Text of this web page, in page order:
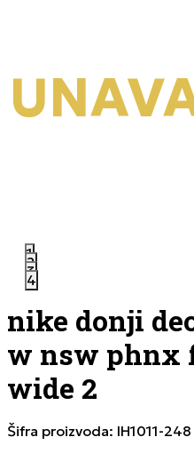
1
2
3
4
nike donji
w nsw phnx
wide 2
Šifra proizvoda: IH1011-248